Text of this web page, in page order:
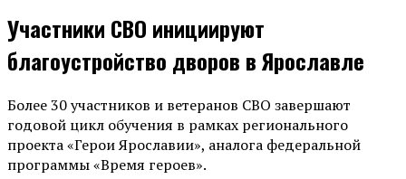
Участники СВО инициируют
благоустройство дворов в Ярославле
Более 30 участников и ветеранов СВО завершают
годовой цикл обучения в рамках регионального
проекта «Герои Ярославии», аналога федеральной
программы «Время героев».